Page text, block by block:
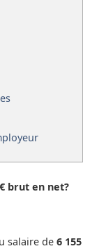
brut en net?
salaire de 6 155